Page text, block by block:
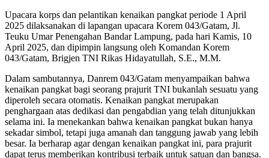
Upacara korps dan pelantikan kenaikan pangkat periode 1 April
2025 dilaksanakan di lapangan upacara Korem 043/Gatam, Jl.
Teuku Umar Penengahan Bandar Lampung, pada hari Kamis, 10
April 2025, dan dipimpin langsung oleh Komandan Korem
043/Gatam, Brigjen TNI Rikas Hidayatullah, S.E., M.M.
Dalam sambutannya, Danrem 043/Gatam menyampaikan bahwa
kenaikan pangkat bagi seorang prajurit TNI bukanlah sesuatu yang
diperoleh secara otomatis. Kenaikan pangkat merupakan
penghargaan atas dedikasi dan pengabdian yang telah ditunjukkan
selama ini. Ia menekankan bahwa kenaikan pangkat bukan hanya
sekadar simbol, tetapi juga amanah dan tanggung jawab yang lebih
besar. Ia berharap agar dengan kenaikan pangkat ini, para prajurit
dapat terus memberikan kontribusi terbaik untuk satuan dan bangsa.